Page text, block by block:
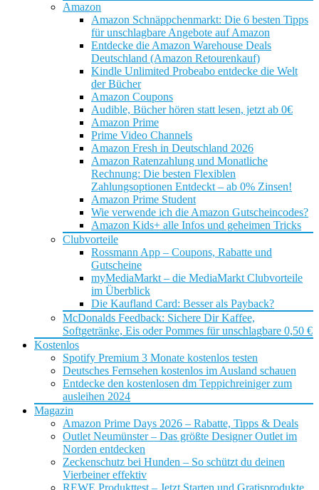
Amazon
Amazon Schnäppchenmarkt: Die 6 besten Tipps
für unschlagbare Angebote auf Amazon
Entdecke die Amazon Warehouse Deals
Deutschland (Amazon Retourenkauf)
Kindle Unlimited Probeabo entdecke die Welt
der Bücher
Amazon Coupons
Audible, Bücher hören statt lesen, jetzt ab 0€
Amazon Prime
Prime Video Channels
Amazon Fresh in Deutschland 2026
Amazon Ratenzahlung und Monatliche
Rechnung: Die besten Flexiblen
Zahlungsoptionen Entdeckt – ab 0% Zinsen!
Amazon Prime Student
Wie verwende ich die Amazon Gutscheincodes?
Amazon Kids+ alle Infos und geheimen Tricks
Clubvorteile
Rossmann App – Coupons, Rabatte und
Gutscheine
myMediaMarkt – die MediaMarkt Clubvorteile
im Überblick
Die Kaufland Card: Besser als Payback?
McDonalds Feedback: Sichere Dir Kaffee,
Softgetränke, Eis oder Pommes für unschlagbare 0,50 €
Kostenlos
Spotify Premium 3 Monate kostenlos testen
Deutsches Fernsehen kostenlos im Ausland schauen
Entdecke den kostenlosen dm Teppichreiniger zum
ausleihen 2024
Magazin
Amazon Prime Days 2026 – Rabatte, Tipps & Deals
Outlet Neumünster – Das größte Designer Outlet im
Norden entdecken
Zeckenschutz bei Hunden – So schützt du deinen
Vierbeiner effektiv
REWE Produkttest – Jetzt Starten und Gratisprodukte